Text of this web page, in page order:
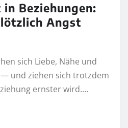
Beziehungen:
Angst
sich Liebe, Nähe und
und ziehen sich trotzdem
ernster wird.…